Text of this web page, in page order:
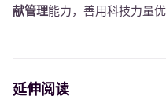
献管理能力，善用科技力量
延伸阅读